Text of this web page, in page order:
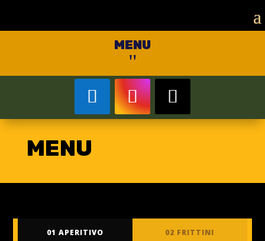
MENU
"
MENU
01 APERITIVO 02 FRITTINI